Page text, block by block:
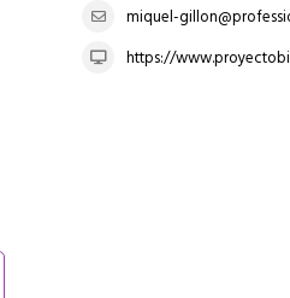
miquel-
https://